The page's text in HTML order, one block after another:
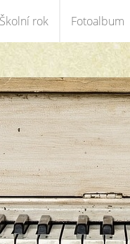
Školní rok Fotoalbum